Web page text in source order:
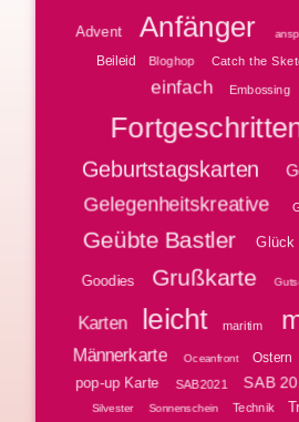
Advent Anfänger
Beileid
Bloghop Catch the
einfach Embossing
Geburtstagskarten
Gelegenheitskreative
Geübte Bastler Glück
Goodies Grußkarte
Karten leicht maritim
Männerkarte Oceanfront Ostern
pop-up Karte
SAB2021 SAB
Silvester Sonnenschein Technik